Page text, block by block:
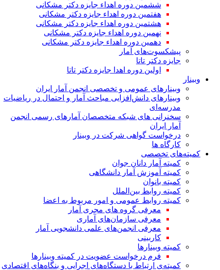
ششمین دوره اهداء جایزه دکتر مشکانی
هفتمین دوره اهداء جایزه دکتر مشکانی
هشتمین دوره اهداء جایزه دکتر مشکانی
نهمین دوره اهداء جایزه دکتر مشکانی
دهمین دوره اهداء جایزه دکتر مشکانی
پیشکسوت‌های آمار
جایزه دکتر تاتا
اولین دوره اهدا جایزه دکتر تاتا
وبینار
وبینارهای عمومی و تخصصی انجمن آمار ایران
وبینارهای دانش‌افزایی مباحث آمار و احتمال در ریاضیات
مدرسه‌ای
سخنرانی های شبکه متخصصان آمارهای رسمی انجمن
آمار ایران
درخواست گواهی شرکت در وبینار
کارگاه ها
کمیته‌های تخصصی
کمیته آمار دانان جوان
کمیته آموزش آمار دانشگاهی
کمیته بانوان
کمیته روابط بین‌الملل
کمیته روابط عمومی و امور مربوط به اعضا
معرفی گروه های مجری آمار
معرفی سازمان‌های آماری
معرفی انجمن‌های علمی دانشجویی آمار
کاربینی
کمیته وبینارها
فرم درخواست عضویت در کمیته وبینارها
کمیته‌ی ارتباط با دستگاه‌های اجرایی و بنگاه‌های اقتصادی